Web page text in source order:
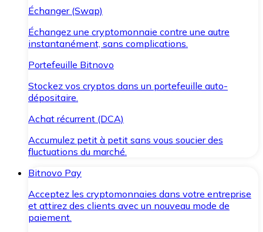
Échanger (Swap)
Échangez une cryptomonnaie contre une autre
instantanément, sans complications.
Portefeuille Bitnovo
Stockez vos cryptos dans un portefeuille auto-
dépositaire.
Achat récurrent (DCA)
Accumulez petit à petit sans vous soucier des
fluctuations du marché.
Bitnovo Pay
Acceptez les cryptomonnaies dans votre entreprise
et attirez des clients avec un nouveau mode de
paiement.